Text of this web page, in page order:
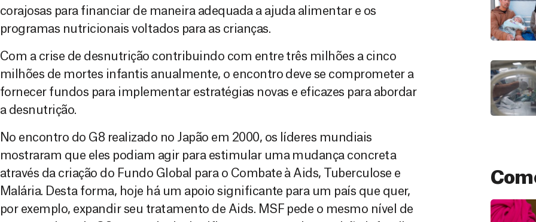
corajosas para financiar de maneira adequada a ajuda alimentar e os
programas nutricionais voltados para as crianças.
Com a crise de desnutrição contribuindo com entre três milhões a cinco
milhões de mortes infantis anualmente, o encontro deve se comprometer a
fornecer fundos para implementar estratégias novas e eficazes para abordar
a desnutrição.
No encontro do G8 realizado no Japão em 2000, os líderes mundiais
mostraram que eles podiam agir para estimular uma mudança concreta
através da criação do Fundo Global para o Combate à Aids, Tuberculose e
Malária. Desta forma, hoje há um apoio significante para um país que quer,
por exemplo, expandir seu tratamento de Aids. MSF pede o mesmo nível de